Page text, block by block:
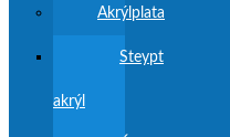
Akrýlplata
Steypt
akrýl